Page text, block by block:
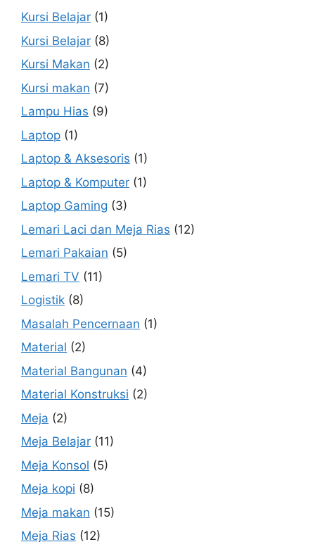
Kursi Belajar (1)
Kursi Belajar (8)
Kursi Makan (2)
Kursi makan (7)
Lampu Hias (9)
Laptop (1)
Laptop & Aksesoris (1)
Laptop & Komputer (1)
Laptop Gaming (3)
Lemari Laci dan Meja Rias (12)
Lemari Pakaian (5)
Lemari TV (11)
Logistik (8)
Masalah Pencernaan (1)
Material (2)
Material Bangunan (4)
Material Konstruksi (2)
Meja (2)
Meja Belajar (11)
Meja Konsol (5)
Meja kopi (8)
Meja makan (15)
Meja Rias (12)